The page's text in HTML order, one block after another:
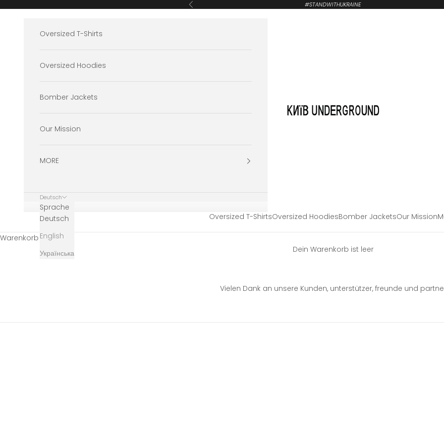
Zurück #STANDWITHUKRAINE
Oversized T-ShirtsOversized HoodiesBomber JacketsOur Mission
Oversized T-Shirts
Oversized Hoodies
Bomber Jackets
Our Mission
MORE
Deutsch
Sprache
Deutsch
English
Українська
Warenkorb
Dein Warenkorb ist leer
Vielen Dank an unsere Kunden, unterstützer, freunde und